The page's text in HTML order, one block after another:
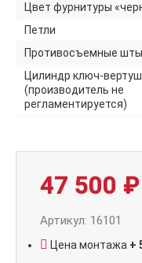
Цвет фурнитуры
Петли
Противосъемные
Цилиндр ключ-
(производитель не
регламентируется)
47 500 ₽
Артикул: 16101
Цена монтажа +